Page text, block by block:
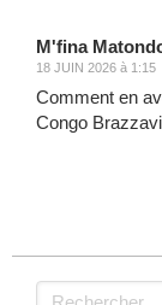
M'fina
18 JUIN 2026 à 1:15
Comment en
Congo
Rechercher